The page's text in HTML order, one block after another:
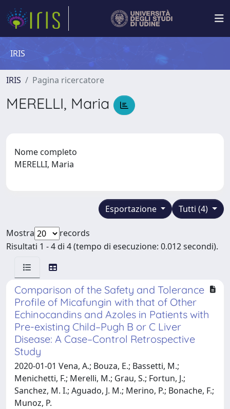
IRIS
IRIS Pagina ricercatore
MERELLI, Maria
Nome completo
MERELLI, Maria
Tutti (4)
Esportazione
Mostra
records
Risultati 1 - 4 di 4 (tempo di esecuzione: 0.012 secondi).
Comparison of the Safety and Tolerance
Profile of Micafungin with that of Other
Echinocandins and Azoles in Patients with
Pre-existing Child–Pugh B or C Liver
Disease: A Case–Control Retrospective
Study
2020-01-01 Vena, A.; Bouza, E.; Bassetti, M.;
Menichetti, F.; Merelli, M.; Grau, S.; Fortun, J.;
Sanchez, M. I.; Aguado, J. M.; Merino, P.; Bonache, F.;
Munoz, P.